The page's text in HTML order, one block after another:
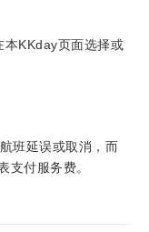
本KKday页面选择或
班延误或取消，而
支付服务费。